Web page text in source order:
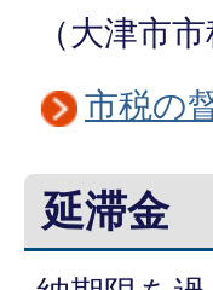
（大津市
市税の
延滞金